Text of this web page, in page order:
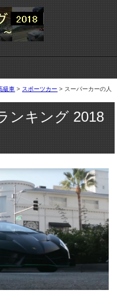
級車 > スポーツカー > スーパーカーの人
ンキング 2018